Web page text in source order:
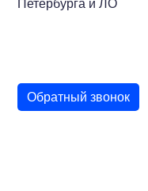
Петербурга и ЛО
Обратный звонок